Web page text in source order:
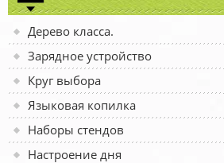
Дерево класса.
Зарядное устройство
Круг выбора
Языковая копилка
Наборы стендов
Настроение дня